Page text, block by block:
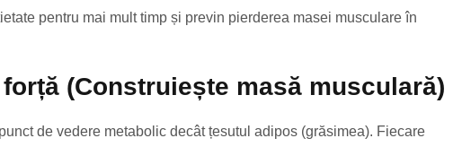
pentru mai mult timp și previn pierderea masei musculare în
(Construiește masă musculară)
de vedere metabolic decât țesutul adipos (grăsimea). Fiecare